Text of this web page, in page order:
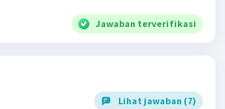
Jawaban terverifikasi
Lihat jawaban (7)